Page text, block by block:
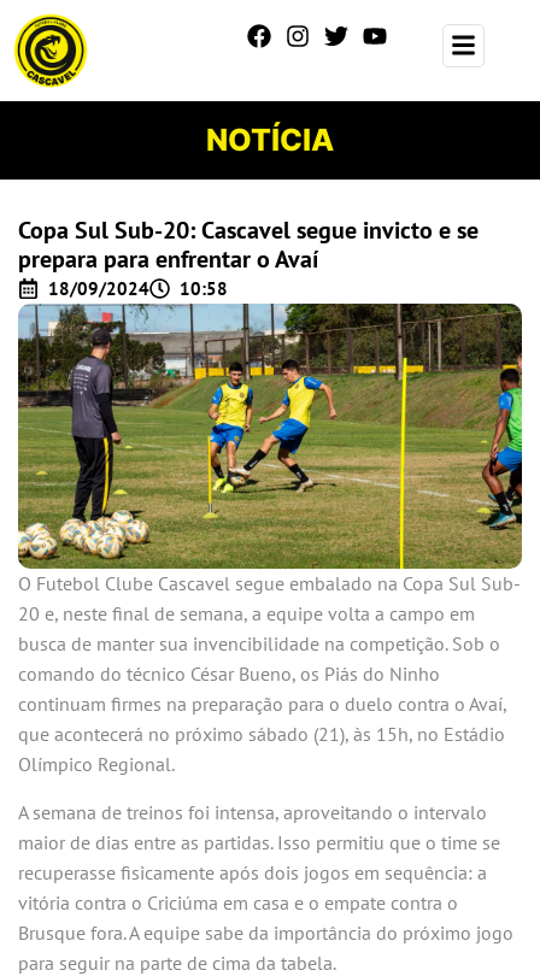
NOTÍCIA
Copa Sul Sub-20: Cascavel segue invicto e se
prepara para enfrentar o Avaí
18/09/2024 10:58
O Futebol Clube Cascavel segue embalado na Copa Sul Sub-
20 e, neste final de semana, a equipe volta a campo em
busca de manter sua invencibilidade na competição. Sob o
comando do técnico César Bueno, os Piás do Ninho
continuam firmes na preparação para o duelo contra o Avaí,
que acontecerá no próximo sábado (21), às 15h, no Estádio
Olímpico Regional.
A semana de treinos foi intensa, aproveitando o intervalo
maior de dias entre as partidas. Isso permitiu que o time se
recuperasse fisicamente após dois jogos em sequência: a
vitória contra o Criciúma em casa e o empate contra o
Brusque fora. A equipe sabe da importância do próximo jogo
para seguir na parte de cima da tabela.